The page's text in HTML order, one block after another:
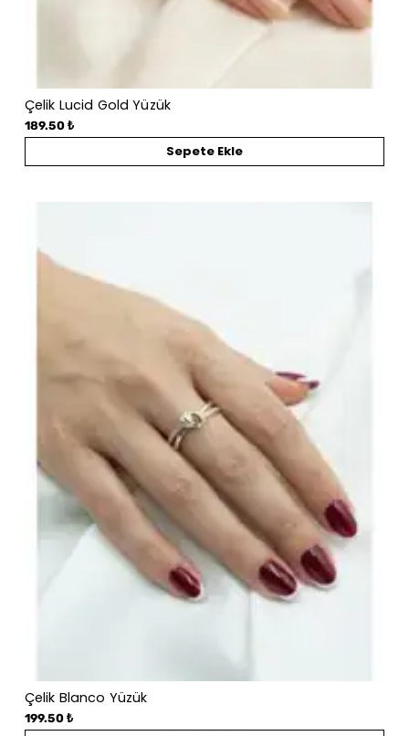
Çelik Lucid Gold Yüzük
189.50 ₺
Sepete Ekle
Çelik Blanco Yüzük
199.50 ₺